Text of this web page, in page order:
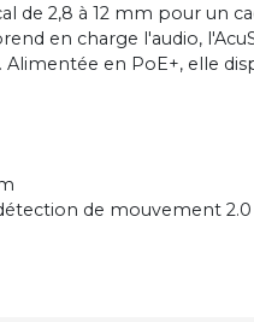
de 2,8 à 12 mm pour un
en charge l'audio,
en PoE+, elle
de mouvement 2.0